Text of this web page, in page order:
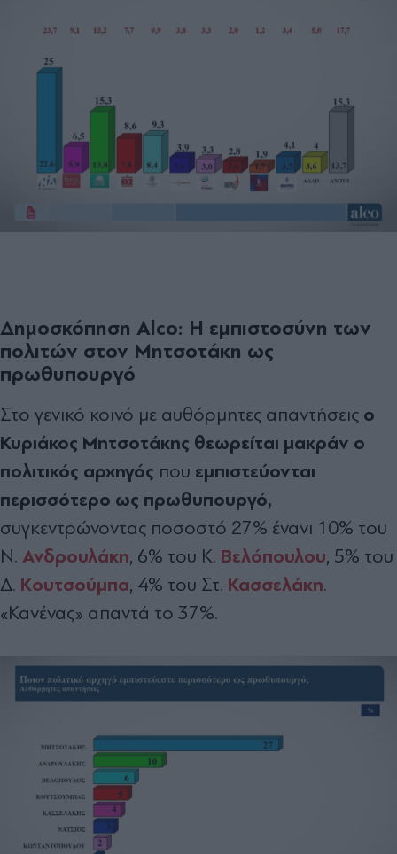
Δημοσκόπηση Alco: Η εμπιστοσύνη των
πολιτών στον Μητσοτάκη ως
πρωθυπουργό
Στο γενικό κοινό με αυθόρμητες απαντήσεις o
Κυριάκος Μητσοτάκης θεωρείται μακράν ο
πολιτικός αρχηγός που εμπιστεύονται
περισσότερο ως πρωθυπουργό,
συγκεντρώνοντας ποσοστό 27% ένανι 10% του
Ν. Ανδρουλάκη, 6% του Κ. Βελόπουλου, 5% του
Δ. Κουτσούμπα, 4% του Στ. Κασσελάκη.
«Κανένας» απαντά το 37%.